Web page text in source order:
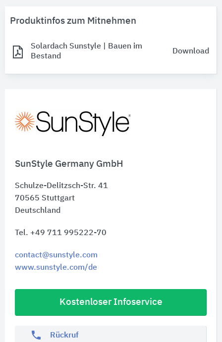
SunStyle Germany GmbH
Schulze-Delitzsch-Str. 41
70565 Stuttgart
Deutschland
Tel. +49 711 995222-70
contact@sunstyle.com
www.sunstyle.com/de
Kostenloser Infoservice
phone Rückruf
Produktinfos zum Mitnehmen
Solardach Sunstyle | Bauen im
Bestand
Download